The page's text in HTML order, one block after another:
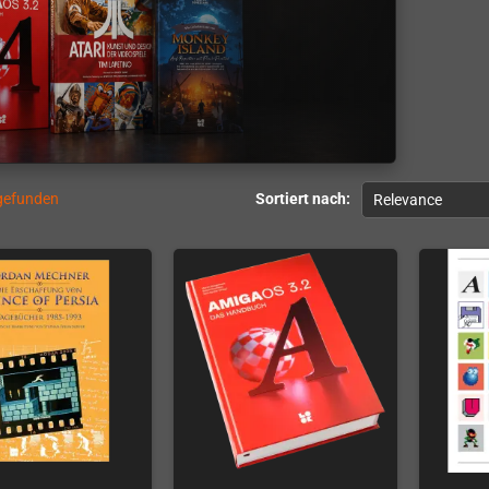
Sortiert nach: Relevance